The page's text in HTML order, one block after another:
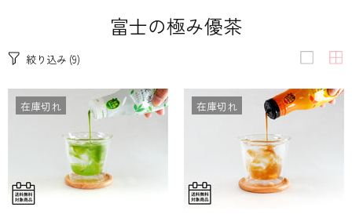
富士の​極み優茶
絞り込み (9)
在庫切れ 在庫切れ